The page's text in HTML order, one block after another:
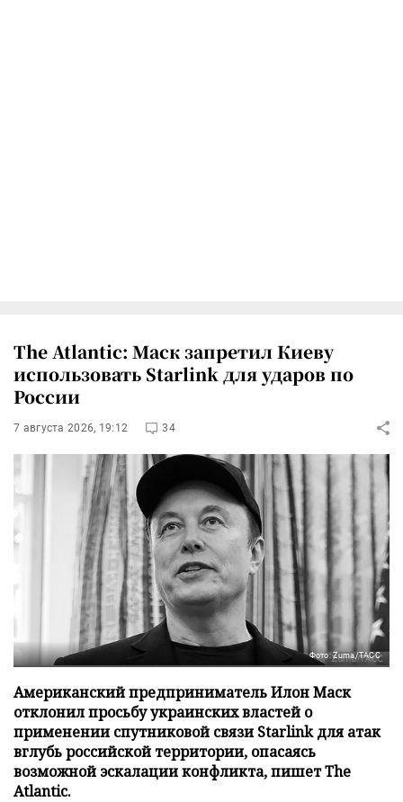
The Atlantic: Маск запретил Киеву
использовать Starlink для ударов по
России
7 августа 2026, 19:12 34
Фото: Zuma/ТАСС
Американский предприниматель Илон Маск
отклонил просьбу украинских властей о
применении спутниковой связи Starlink для атак
вглубь российской территории, опасаясь
возможной эскалации конфликта, пишет The
Atlantic.